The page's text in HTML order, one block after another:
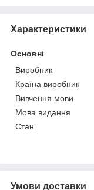
Характеристики
Основні
Виробник
Країна виробник
Вивчення мови
Мова видання
Стан
Умови доставки